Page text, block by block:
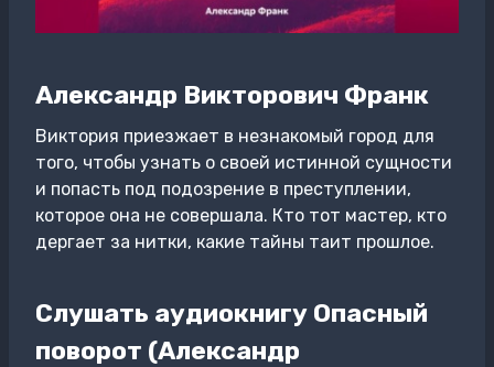
Александр Викторович Франк
Виктория приезжает в незнакомый город для
того, чтобы узнать о своей истинной сущности
и попасть под подозрение в преступлении,
которое она не совершала. Кто тот мастер, кто
дергает за нитки, какие тайны таит прошлое.
Слушать аудиокнигу Опасный
поворот (Александр